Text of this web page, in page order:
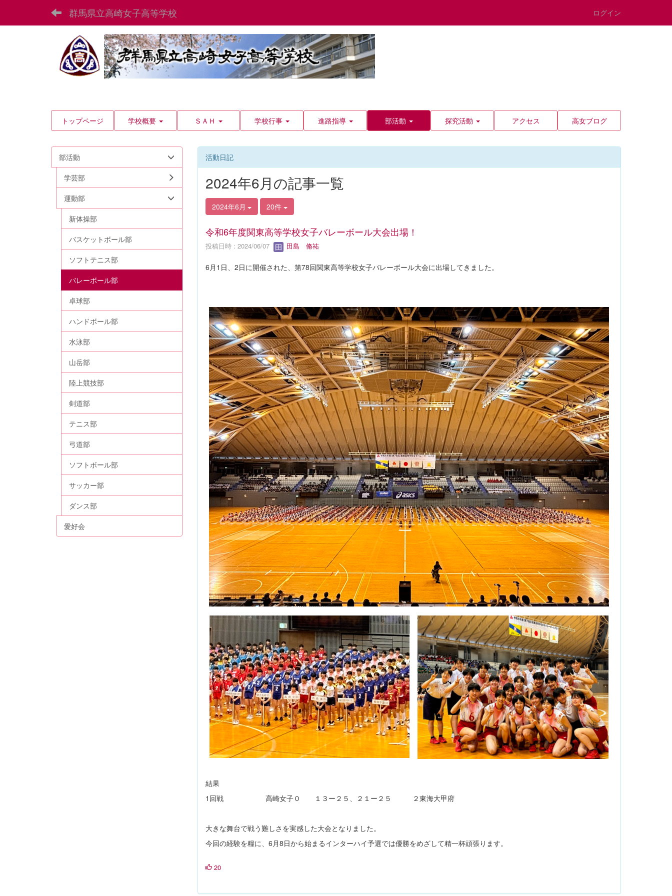
群馬県立高崎女子高等学校 ログイン
トップページ 学校概要 ＳＡＨ 学校行事 進路指導 部活動 探究活動 アクセス 高女ブログ
活動日記
2024年6月の記事一覧
2024年6月 20件
令和6年度関東高等学校女子バレーボール大会出場！
投稿日時 : 2024/06/07 田島 脩祐
6月1日、2日に開催された、第78回関東高等学校女子バレーボール大会に出場してきました。
結果
1回戦 高崎女子０ １３ー２５、２１ー２５ ２東海大甲府
大きな舞台で戦う難しさを実感した大会となりました。
今回の経験を糧に、6月8日から始まるインターハイ予選では優勝をめざして精一杯頑張ります。
20
部活動
学芸部
運動部
新体操部
バスケットボール部
ソフトテニス部
バレーボール部
卓球部
ハンドボール部
水泳部
山岳部
陸上競技部
剣道部
テニス部
弓道部
ソフトボール部
サッカー部
ダンス部
愛好会